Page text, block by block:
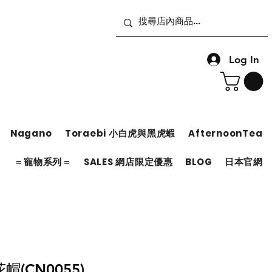
Log In
Nagano Toraebi 小白虎與黑虎蝦 AfternoonTea
＝寵物系列＝ SALES 網店限定優惠 BLOG 日本官網